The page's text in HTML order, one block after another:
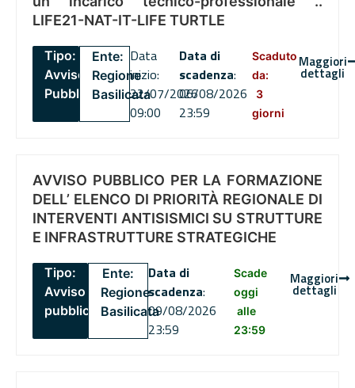
LIFE21-NAT-IT-LIFE TURTLE
Tipo:
Avviso
Pubblico
Ente:
Regione
Basilicata
Data
inizio:
22/07/2026
09:00
Data di
scadenza:
06/08/2026
23:59
Scaduto
da:
3
giorni
Maggiori
dettagli
AVVISO PUBBLICO PER LA FORMAZIONE
DELL’ ELENCO DI PRIORITÀ REGIONALE DI
INTERVENTI ANTISISMICI SU STRUTTURE
E INFRASTRUTTURE STRATEGICHE
Tipo:
Avviso
pubblico
Ente:
Regione
Basilicata
Data di
scadenza:
09/08/2026
23:59
Scade
oggi
alle
23:59
Maggiori
dettagli